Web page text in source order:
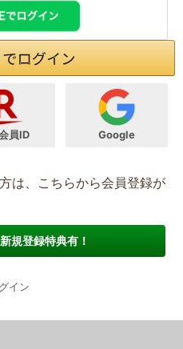
員ID Google
は、こちらから会員登録が
規登録特典有！
イン